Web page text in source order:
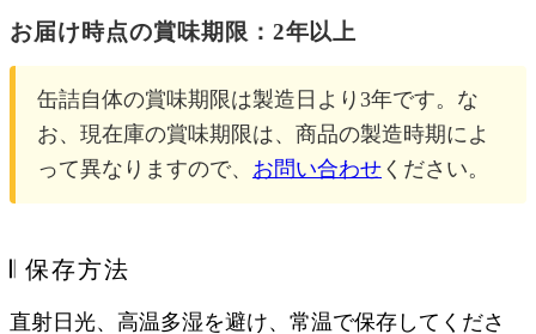
お届け時点の賞味期限：2年以上
缶詰自体の賞味期限は製造日より3年です。な
お、現在庫の賞味期限は、商品の製造時期によ
って異なりますので、 お問い合わせ ください。
𝄃 保存方法
直射日光、高温多湿を避け、常温で保存してくださ